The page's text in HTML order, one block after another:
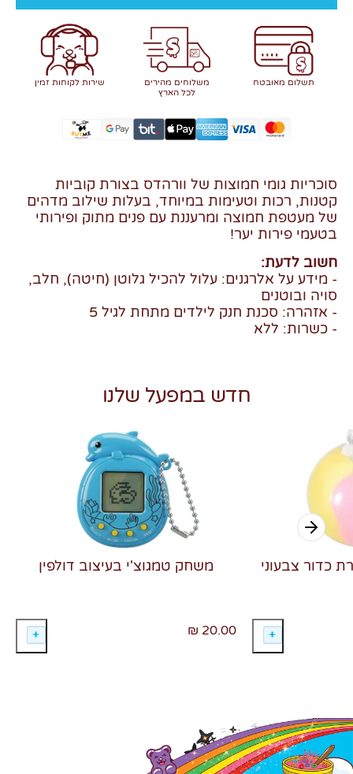
תשלום מאובטח
משלוחים מהירים
לכל הארץ
שירות לקוחות זמין
סוכריות גומי חמוצות של וורהדס בצורת קוביות
קטנות, רכות וטעימות במיוחד, בעלות שילוב מדהים
של מעטפת חמוצה ומרעננת עם פנים מתוק ופירותי
בטעמי פירות יער!
חשוב לדעת:
- מידע על אלרגנים: עלול להכיל גלוטן (חיטה), חלב,
סויה ובוטנים
- אזהרה: סכנת חנק לילדים מתחת לגיל 5
- כשרות: ללא
חדש במפעל שלנו
משחק טמגוצ'י בעיצוב דולפין
20.00 ₪
כדור צבעוני